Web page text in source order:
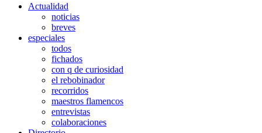
Actualidad
noticias
breves
especiales
todos
fichados
con q de curiosidad
el rebobinador
recorridos
maestros flamencos
entrevistas
colaboraciones